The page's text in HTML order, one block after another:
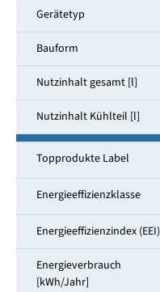
Gerätetyp
Bauform
Nutzinhalt gesamt [l]
Nutzinhalt Kühlteil [l]
Topprodukte Label
Energieeffizienzklasse
Energieeffizienzindex (EEI)
Energieverbrauch
[kWh/Jahr]